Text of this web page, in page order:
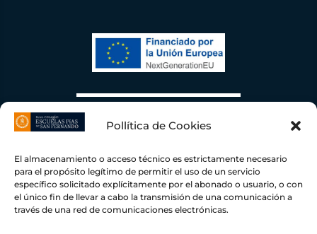
Pollítica de Cookies
El almacenamiento o acceso técnico es estrictamente necesario
para el propósito legítimo de permitir el uso de un servicio
específico solicitado explícitamente por el abonado o usuario, o con
el único fin de llevar a cabo la transmisión de una comunicación a
través de una red de comunicaciones electrónicas.
Escuelas Pías de San Fernando ha recibido una ayuda de la Unión Europea con cargo al